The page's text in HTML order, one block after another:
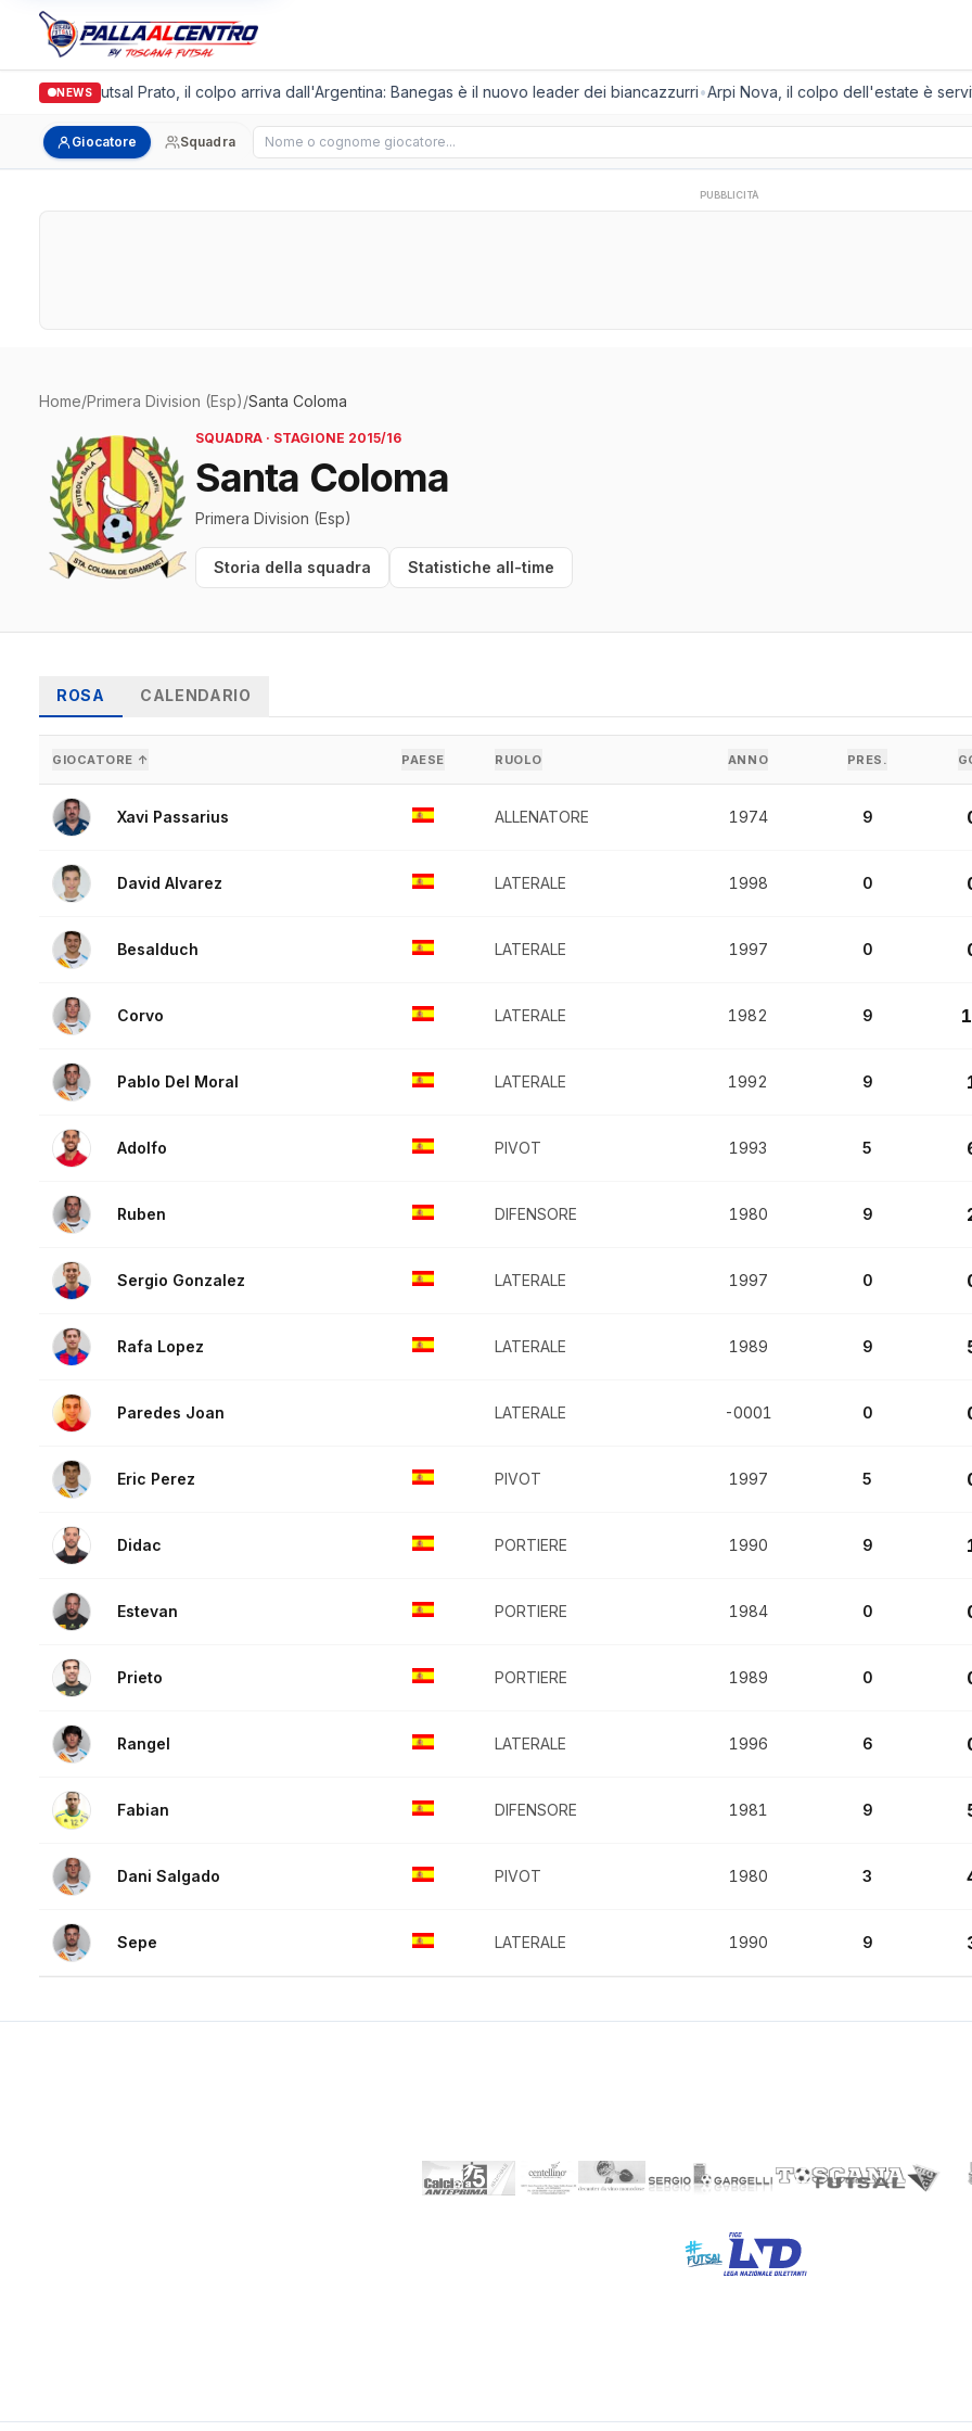
NEWS
Italgronda Futsal Prato, il colpo arriva dall'Argentina: Banegas è il nuovo leader dei biancazzurri•Arpi Nova, il colpo dell'estate è
Giocatore Squadra Cerca giocatore
PUBBLICITÀ
Home/Primera Division (Esp)/Santa Coloma
SQUADRA · STAGIONE 2015/16
Santa Coloma
Primera Division (Esp)
Storia della squadra Statistiche all-time
ROSA CALENDARIO
GIOCATORE ↑ PAESE RUOLO ANNO PRES.
Xavi Passarius ALLENATORE 1974 9
David Alvarez LATERALE 1998 0
Besalduch LATERALE 1997 0
Corvo LATERALE 1982 9
Pablo Del Moral LATERALE 1992 9
Adolfo PIVOT 1993 5
Ruben DIFENSORE 1980 9
Sergio Gonzalez LATERALE 1997 0
Rafa Lopez LATERALE 1989 9
Paredes Joan LATERALE -0001 0
Eric Perez PIVOT 1997 5
Didac PORTIERE 1990 9
Estevan PORTIERE 1984 0
Prieto PORTIERE 1989 0
Rangel LATERALE 1996 6
Fabian DIFENSORE 1981 9
Dani Salgado PIVOT 1980 3
Sepe LATERALE 1990 9